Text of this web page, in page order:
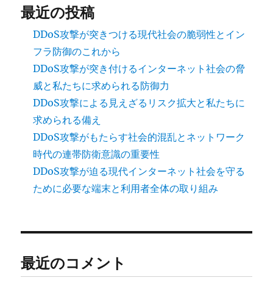
最近の投稿
DDoS攻撃が突きつける現代社会の脆弱性とイン
フラ防御のこれから
DDoS攻撃が突き付けるインターネット社会の脅
威と私たちに求められる防御力
DDoS攻撃による見えざるリスク拡大と私たちに
求められる備え
DDoS攻撃がもたらす社会的混乱とネットワーク
時代の連帯防衛意識の重要性
DDoS攻撃が迫る現代インターネット社会を守る
ために必要な端末と利用者全体の取り組み
最近のコメント